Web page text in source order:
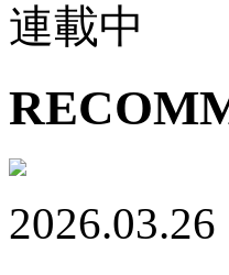
連載中
2026.03.26